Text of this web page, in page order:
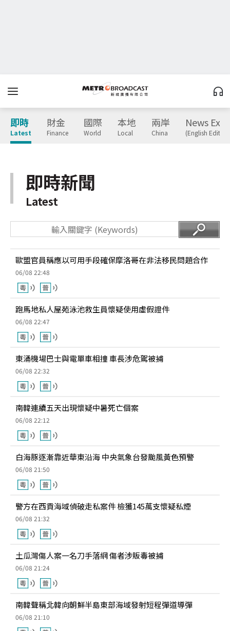
即時
Latest
財金
Finance
國際
World
本地
Local
兩岸
China
News
(English
即時新聞
Latest
歐盟官員稱應以可用手段確保摩洛哥在非法移民問題合作
06/08 22:48
跑馬地私人屋苑泳池救生員懷疑使用虛假證件
06/08 22:47
東涌機場巴士與電單車相撞 車長涉危駕被捕
06/08 22:32
南韓連續五天出現懷疑中暑死亡個案
06/08 22:12
白海豚逐漸靠近華東沿海 中央氣象台發颱風黃色預警
06/08 21:50
警方在西貢海域偵破走私案件 檢獲145萬支懷疑私煙
06/08 21:32
土瓜灣傷人案一名刀手落網 傷者涉販毒被捕
06/08 21:24
南韓聲稱北韓向朝鮮半島東部海域發射短程彈道導彈
06/08 21:10